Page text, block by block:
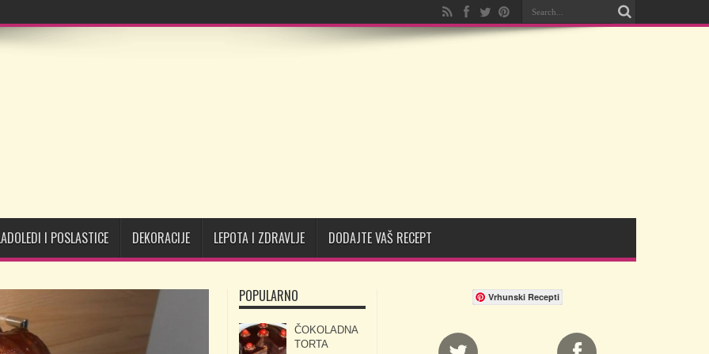
I POSLASTICE DEKORACIJE LEPOTA I ZDRAVLJE DODAJTE VAŠ RECEPT
POPULARNO
ČOKOLADNA
TORTA
Vrhunski Recepti